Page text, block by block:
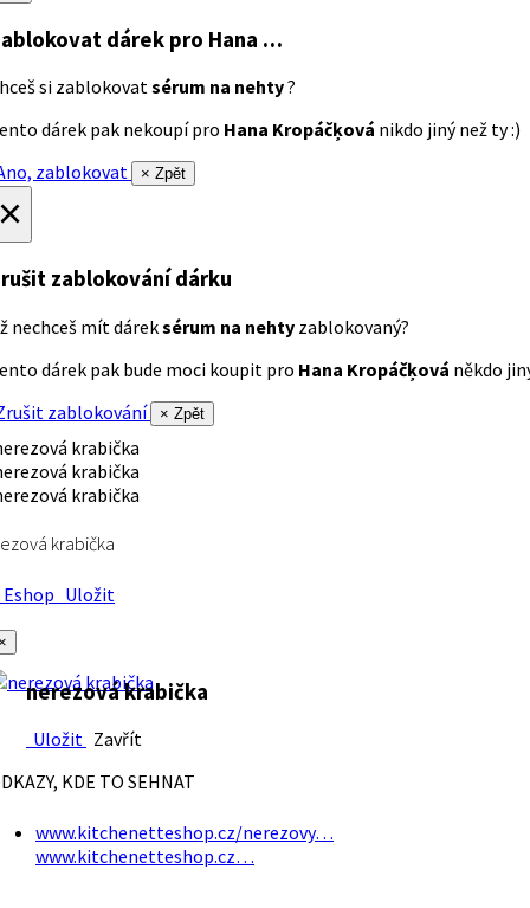
dárek pro Hana …
si zablokovatsérum na nehty?
dárek pak nekoupí pro Hana Kropáčķová nikdo jiný než ty :)
zablokovat
× Zpět
zablokování dárku
nechceš mít dáreksérum na nehty zablokovaný?
dárek pak bude moci koupit pro Hana Kropáčķová někdo
zablokování
× Zpět
krabička
Uložit
nerezová krabička
Uložit Zavřít
KDE TO SEHNAT
www.kitchenetteshop.cz/nerezovy…
www.kitchenetteshop.cz…